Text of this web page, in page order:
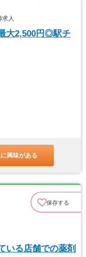
人
大2,500円◎駅チ
興味がある
保存する
いる店舗での薬剤